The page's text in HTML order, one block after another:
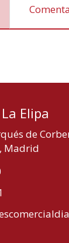
Elipa
de
Madrid